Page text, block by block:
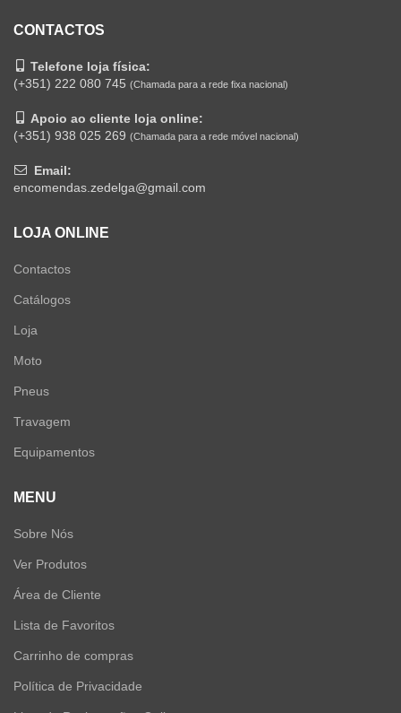
CONTACTOS
Telefone loja física:
(+351) 222 080 745 (Chamada para a rede fixa nacional)
Apoio ao cliente loja online:
(+351) 938 025 269 (Chamada para a rede móvel nacional)
Email:
encomendas.zedelga@gmail.com
LOJA ONLINE
Contactos
Catálogos
Loja
Moto
Pneus
Travagem
Equipamentos
MENU
Sobre Nós
Ver Produtos
Área de Cliente
Lista de Favoritos
Carrinho de compras
Política de Privacidade